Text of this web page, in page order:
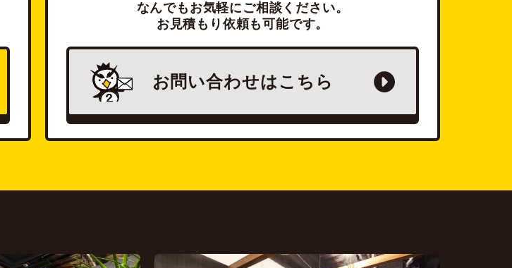
なんでもお気軽にご相談ください。
お見積もり依頼も可能です。
お問い合わせはこちら